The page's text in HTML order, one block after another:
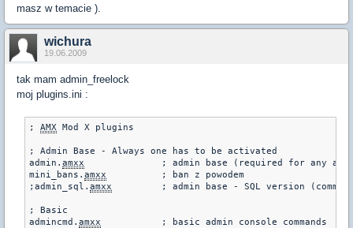
masz w temacie ).
wichura
19.06.2009
tak mam admin_freelock
moj plugins.ini :
; AMX Mod X plugins
; Admin Base - Always one has to be activated
admin. amxx
mini_bans. amxx
          ; ban z powodem
;admin_sql. amxx
; admin base - SQL version
; Basic
admincmd. amxx